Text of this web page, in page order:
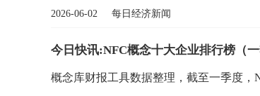
2026-06-02 每日经济新闻
今日快讯:NFC概念十大企业排行榜（
概念库财报工具数据整理，截至一季度，